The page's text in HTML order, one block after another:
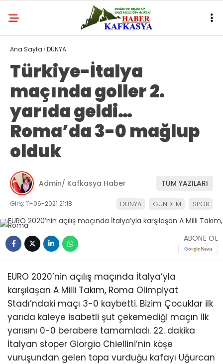
Ana Sayfa ›DÜNYA
Türkiye-İtalya
maçında goller 2.
yarıda geldi…
Roma’da 3-0 mağlup
olduk
Admin/ Kafkasya Haber TÜM YAZILARI
Giriş: 11-06-2021 21:18 DÜNYA GÜNDEM SPOR
ABONE OL
EURO 2020’nin açılış maçında İtalya’yla
karşılaşan A Milli Takım, Roma Olimpiyat
Stadı’ndaki maçı 3-0 kaybetti. Bizim Çocuklar ilk
yarıda kaleye isabetli şut çekemediği maçın ilk
yarısını 0-0 berabere tamamladı. 22. dakika
İtalyan stoper Giorgio Chiellini’nin köşe
vuruşundan gelen topa vurduğu kafayı Uğurcan